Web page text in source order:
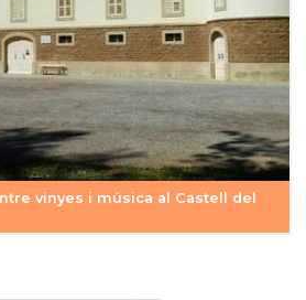
vinyes i música al Castell del